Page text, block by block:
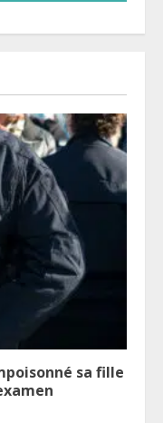
sa fille